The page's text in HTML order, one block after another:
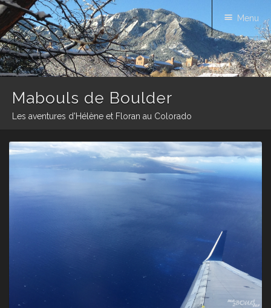
Mabouls de Boulder
Les aventures d'Hélène et Floran au Colorado
Menu
Skip
to